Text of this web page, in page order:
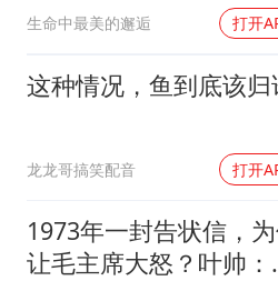
生命中最美的邂逅 打开
这种情况，鱼到底该归
龙龙哥搞笑配音 打开
1973年一封告状信，
让毛主席大怒？叶帅：